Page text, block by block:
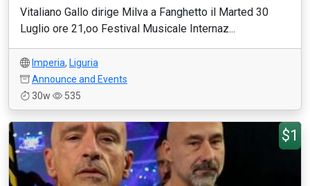
Vitaliano Gallo dirige Milva a Fanghetto il Marted 30
Luglio ore 21,oo Festival Musicale Internaz...
Imperia, Liguria
Announce and Events
30w
535
$1